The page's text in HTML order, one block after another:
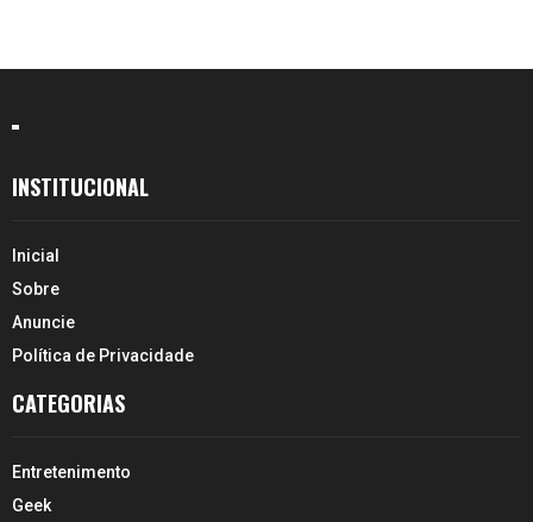
INSTITUCIONAL
Inicial
Sobre
Anuncie
Política de Privacidade
CATEGORIAS
Entretenimento
Geek